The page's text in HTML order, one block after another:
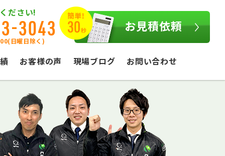
ださい!
3043
日曜日除く)
お見積依頼
お客様の声 現場ブログ お問い合わせ